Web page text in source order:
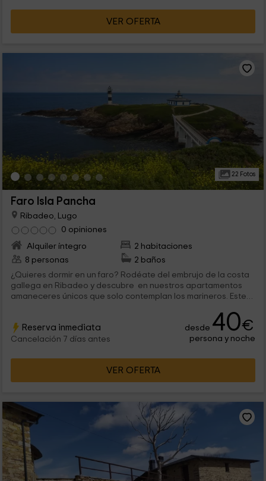
VER OFERTA
22 Fotos
Faro Isla Pancha
Ribadeo, Lugo
0 opiniones
Alquiler íntegro
2 habitaciones
8 personas
2 baños
¿Quieres dormir en un faro? Rodéate del embrujo de la costa
gallega en Ribadeo y descubre en nuestros apartamentos
amaneceres únicos que solo contemplan los marineros. Este
recorran sin prisa, a golpe de marea, la escarpada costa de
Lugo. Reserva ya y ven a descubrir el paisaje encantado en
las playas del Norte.
Reserva inmediata
Cancelación 7 días antes
desde 40€
persona y noche
VER OFERTA